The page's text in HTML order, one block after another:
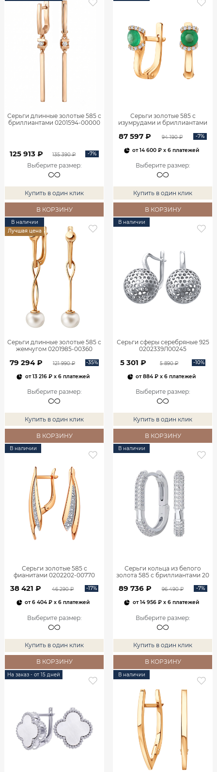
Серьги длинные золотые 585 с
бриллиантами 0201594-00000
125 913 ₽ 135 390 ₽ -7%
Выберите размер:
Купить в один клик
В КОРЗИНУ
Серьги золотые 585 с
изумрудами и бриллиантами
87 597 ₽ 94 190 ₽ -7%
от14 600 ₽ x 6 платежей
Выберите размер:
Купить в один клик
В КОРЗИНУ
В наличии
Лучшая цена
Серьги длинные золотые 585 с
жемчугом 0201985-00360
79 294 ₽ 121 990 ₽ -35%
от13 216 ₽x 6 платежей
Выберите размер:
Купить в один клик
В КОРЗИНУ
В наличии
Серьги сферы серебряные 925
0202339Л00245
5 301 ₽ 5 890 ₽ -10%
от884 ₽ x 6 платежей
Выберите размер:
Купить в один клик
В КОРЗИНУ
В наличии
Серьги золотые 585 с
фианитами 0202202-00770
38 421 ₽ 46 290 ₽ -17%
от6 404 ₽ x 6 платежей
Выберите размер:
Купить в один клик
В КОРЗИНУ
В наличии
Серьги кольца из белого
золота 585 с бриллиантами 20
89 736 ₽ 96 490 ₽ -7%
от14 956 ₽x 6 платежей
Выберите размер:
Купить в один клик
В КОРЗИНУ
На заказ - от 15 дней В наличии